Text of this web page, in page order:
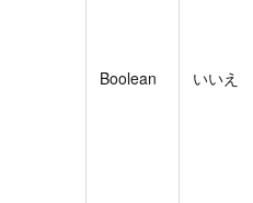
Boolean いいえ